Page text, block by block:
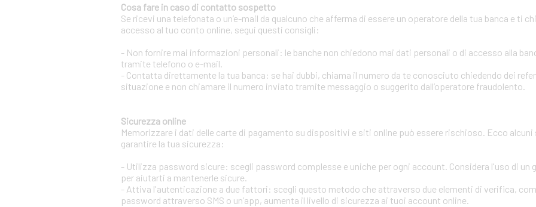
Cosa fare in caso di contatto sospetto
Se ricevi una telefonata o un’e-mail da qualcuno che afferma di essere un operatore della tua banca e ti
accesso al tuo conto online, segui questi consigli:
- Non fornire mai informazioni personali: le banche non chiedono mai dati personali o di accesso alla
tramite telefono o e-mail.
- Contatta direttamente la tua banca: se hai dubbi, chiama il numero da te conosciuto chiedendo dei
situazione e non chiamare il numero inviato tramite messaggio o suggerito dall’operatore fraudolento.
Sicurezza online
Memorizzare i dati delle carte di pagamento su dispositivi e siti online può essere rischioso. Ecco
garantire la tua sicurezza:
- Utilizza password sicure: scegli password complesse e uniche per ogni account. Considera l'uso di un
per aiutarti a mantenerle sicure.
- Attiva l'autenticazione a due fattori: scegli questo metodo che attraverso due elementi di verifica,
password attraverso SMS o un’app, aumenta il livello di sicurezza ai tuoi account online.